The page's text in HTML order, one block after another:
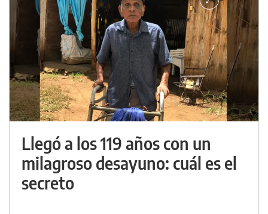
Llegó a los 119 años con un
milagroso desayuno: cuál es el
secreto